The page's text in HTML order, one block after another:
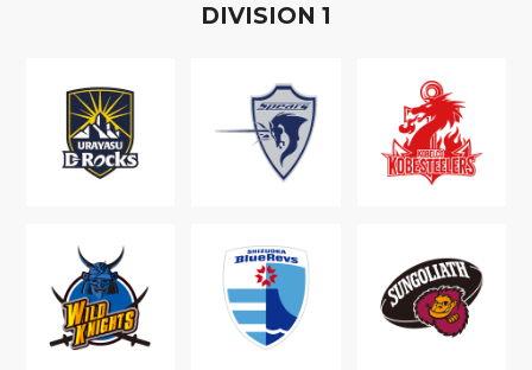
DIVISION 1